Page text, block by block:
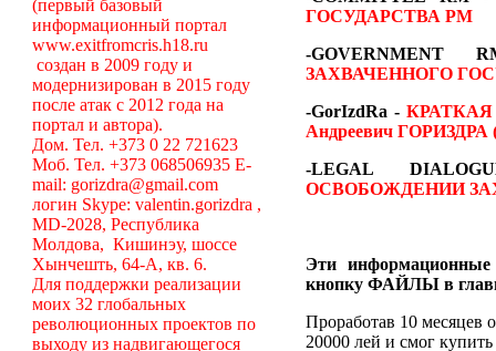
(первый базовый
информационный портал
www.exitfromcris.h18.ru
создан в 2009 году и
модернизирован в 2015 году
после атак с 2012 года на
портал и автора).
Дом. Тел. +373 0 22 721623
Моб. Тел. +373 068506935 E-
mail: gorizdra@gmail.com
логин Skype: valentin.gorizdra ,
MD-2028, Республика
Молдова, Кишинэу, шоссе
Хынчешть, 64-А, кв. 6.
Для поддержки реализации
моих 32 глобальных
революционных проектов по
выходу из надвигающегося
ГОСУДАРСТВА РМ
-
ЗАХВАЧЕННОГО
-GorIzdRa -
Андреевич ГОРИЗДРА
-LEGAL
ОСВОБОЖДЕНИИ
Эти
кнопку ФАЙЛЫ в
Проработав 10 месяцев
20000 лей и смог